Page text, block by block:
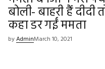
बोली- बाहरी हैं दीदी
कहा डर गईं ममता
byAdminMarch 10, 2021